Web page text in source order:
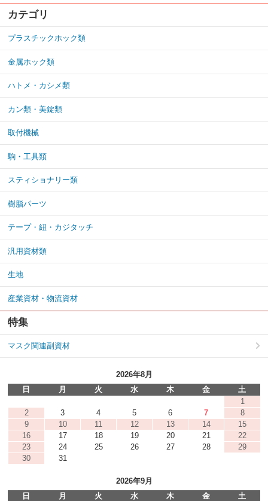
カテゴリ
プラスチックホック類
金属ホック類
ハトメ・カシメ類
カン類・美錠類
取付機械
駒・工具類
スティショナリー類
樹脂パーツ
テープ・紐・カジタッチ
汎用資材類
生地
産業資材・物流資材
特集
マスク関連副資材
2026年8月
日
月 火 水 木 金
土
1
2
3 4 5 6 7
8
9
10 11 12 13 14
15
16
17 18 19 20 21
22
23
24 25 26 27 28
29
30
31
2026年9月
日
月 火 水 木 金 土